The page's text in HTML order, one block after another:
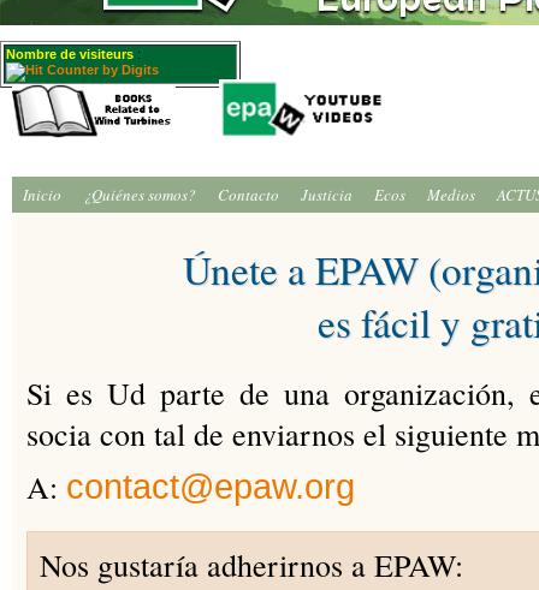
Nombre de visiteurs :
Inicio ¿Quiénes somos? Contacto Justicia Ecos Medios
Únete a EPAW
es fácil y
Si es Ud parte de una organización,
socia con tal de enviarnos el siguiente
A: contact@epaw.org
Nos gustaría adherirnos a EPAW: